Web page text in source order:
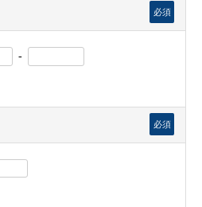
必須
-
必須